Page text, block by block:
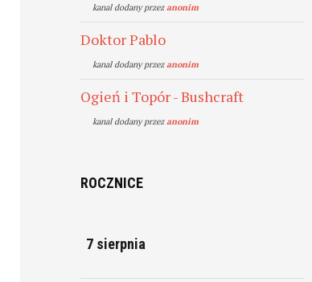
kanal dodany przezanonim
Doktor Pablo
kanal dodany przezanonim
Ogień i Topór - Bushcraft
kanal dodany przezanonim
ROCZNICE
7 sierpnia